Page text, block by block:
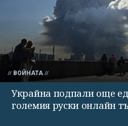
ВОЙНАТА
Украйна подпали още
големия руски онлайн